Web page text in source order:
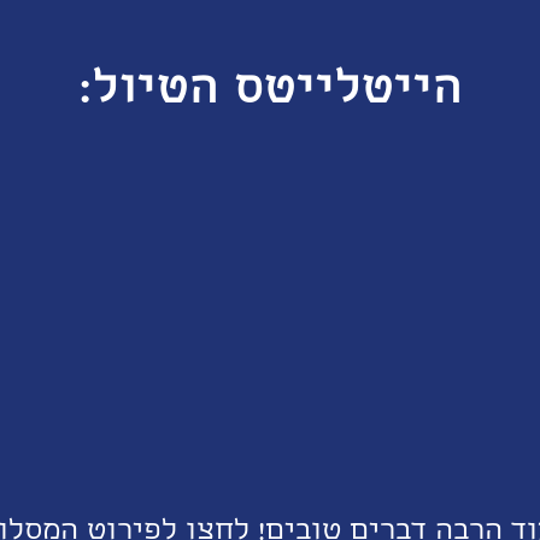
הייטלייטס הטיול:
הרבה דברים טובים! לחצו לפירוט